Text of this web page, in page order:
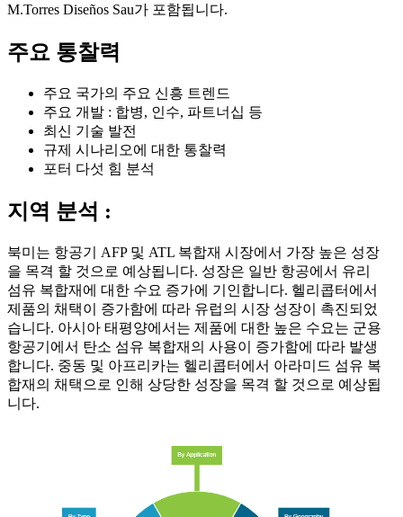
M.Torres Diseños Sau가 포함됩니다.
주요 통찰력
주요 국가의 주요 신흥 트렌드
주요 개발 : 합병, 인수, 파트너십 등
최신 기술 발전
규제 시나리오에 대한 통찰력
포터 다섯 힘 분석
지역 분석 :
북미는 항공기 AFP 및 ATL 복합재 시장에서 가장 높은 성장
을 목격 할 것으로 예상됩니다. 성장은 일반 항공에서 유리
섬유 복합재에 대한 수요 증가에 기인합니다. 헬리콥터에서
제품의 채택이 증가함에 따라 유럽의 시장 성장이 촉진되었
습니다. 아시아 태평양에서는 제품에 대한 높은 수요는 군용
항공기에서 탄소 섬유 복합재의 사용이 증가함에 따라 발생
합니다. 중동 및 아프리카는 헬리콥터에서 아라미드 섬유 복
합재의 채택으로 인해 상당한 성장을 목격 할 것으로 예상됩
니다.